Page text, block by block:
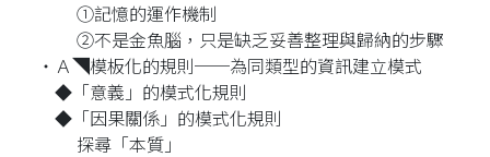
①記憶的運作機制
②不是金魚腦，只是缺乏妥善整理與歸納的步驟
‧Ａ◥模板化的規則──為同類型的資訊建立模式
◆「意義」的模式化規則
◆「因果關係」的模式化規則
探尋「本質」